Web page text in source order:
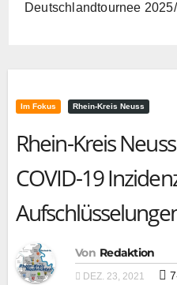
Deutschlandtournee
Im Fokus Rhein-Kreis Neuss
Rhein-Kreis
COVID-19
Von Redaktion
DEZ. 23, 2021